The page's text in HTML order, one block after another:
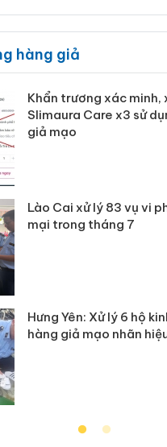
hàng giả
Khẩn trương xác minh,
Slimaura Care x3 sử
giả mạo
Lào Cai xử lý 83 vụ vi
mại trong tháng 7
Hưng Yên: Xử lý 6 hộ
hàng giả mạo nhãn